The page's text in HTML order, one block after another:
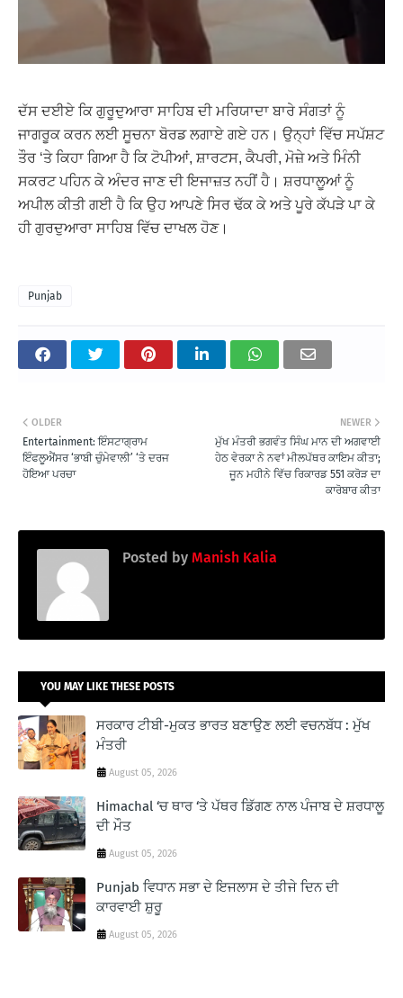
ਦੱਸ ਦਈਏ ਕਿ ਗੁਰੂਦੁਆਰਾ ਸਾਹਿਬ ਦੀ ਮਰਿਯਾਦਾ ਬਾਰੇ ਸੰਗਤਾਂ ਨੂੰ
ਜਾਗਰੂਕ ਕਰਨ ਲਈ ਸੂਚਨਾ ਬੋਰਡ ਲਗਾਏ ਗਏ ਹਨ। ਉਨ੍ਹਾਂ ਵਿੱਚ ਸਪੱਸ਼ਟ
ਤੌਰ ‘ਤੇ ਕਿਹਾ ਗਿਆ ਹੈ ਕਿ ਟੋਪੀਆਂ, ਸ਼ਾਰਟਸ, ਕੈਪਰੀ, ਮੋਜ਼ੇ ਅਤੇ ਮਿੰਨੀ
ਸਕਰਟ ਪਹਿਨ ਕੇ ਅੰਦਰ ਜਾਣ ਦੀ ਇਜਾਜ਼ਤ ਨਹੀਂ ਹੈ। ਸ਼ਰਧਾਲੂਆਂ ਨੂੰ
ਅਪੀਲ ਕੀਤੀ ਗਈ ਹੈ ਕਿ ਉਹ ਆਪਣੇ ਸਿਰ ਢੱਕ ਕੇ ਅਤੇ ਪੂਰੇ ਕੱਪੜੇ ਪਾ ਕੇ
ਹੀ ਗੁਰਦੁਆਰਾ ਸਾਹਿਬ ਵਿੱਚ ਦਾਖਲ ਹੋਣ।
Punjab
NEWER
ਮੁੱਖ ਮੰਤਰੀ ਭਗਵੰਤ ਸਿੰਘ ਮਾਨ ਦੀ ਅਗਵਾਈ
ਹੇਠ ਵੇਰਕਾ ਨੇ ਨਵਾਂ ਮੀਲਪੱਥਰ ਕਾਇਮ ਕੀਤਾ;
ਜੂਨ ਮਹੀਨੇ ਵਿੱਚ ਰਿਕਾਰਡ 551 ਕਰੋੜ ਦਾ
ਕਾਰੋਬਾਰ ਕੀਤਾ
OLDER
Entertainment: ਇੰਸਟਾਗ੍ਰਾਮ
ਇੰਫਲੂਐਂਸਰ ‘ਭਾਬੀ ਚੁੰਮੇਵਾਲੀ’ ‘ਤੇ ਦਰਜ
ਹੋਇਆ ਪਰਚਾ
Posted by Manish Kalia
YOU MAY LIKE THESE POSTS
ਸਰਕਾਰ ਟੀਬੀ-ਮੁਕਤ ਭਾਰਤ ਬਣਾਉਣ ਲਈ ਵਚਨਬੱਧ : ਮੁੱਖ
ਮੰਤਰੀ
August 05, 2026
Himachal ‘ਚ ਥਾਰ ‘ਤੇ ਪੱਥਰ ਡਿੱਗਣ ਨਾਲ ਪੰਜਾਬ ਦੇ ਸ਼ਰਧਾਲੂ
ਦੀ ਮੌਤ
August 05, 2026
Punjab ਵਿਧਾਨ ਸਭਾ ਦੇ ਇਜਲਾਸ ਦੇ ਤੀਜੇ ਦਿਨ ਦੀ
ਕਾਰਵਾਈ ਸ਼ੁਰੂ
August 05, 2026